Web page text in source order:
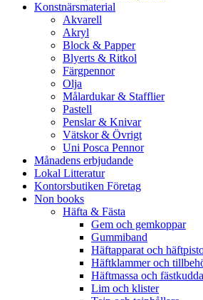
Konstnärsmaterial
Akvarell
Akryl
Block & Papper
Blyerts & Ritkol
Färgpennor
Olja
Målardukar & Stafflier
Pastell
Penslar & Knivar
Vätskor & Övrigt
Uni Posca Pennor
Månadens erbjudande
Lokal Litteratur
Kontorsbutiken Företag
Non books
Häfta & Fästa
Gem och gemkoppar
Gummiband
Häftapparat och
Häftklammer och
Häftmassa och
Lim och klister